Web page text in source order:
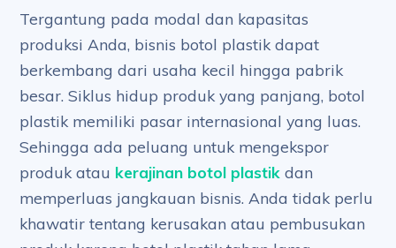
Tergantung pada modal dan kapasitas
produksi Anda, bisnis botol plastik dapat
berkembang dari usaha kecil hingga pabrik
besar. Siklus hidup produk yang panjang, botol
plastik memiliki pasar internasional yang luas.
Sehingga ada peluang untuk mengekspor
produk atau kerajinan botol plastik dan
memperluas jangkauan bisnis. Anda tidak perlu
khawatir tentang kerusakan atau pembusukan